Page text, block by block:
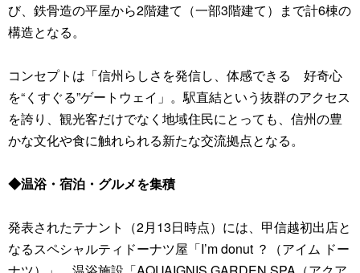
び、鉄骨造の平屋から2階建て（一部3階建て）まで計6棟の
構造となる。
コンセプトは「信州らしさを発信し、体感できる 好奇心
を“くすぐる”ゲートウェイ」。駅直結という抜群のアクセス
を誇り、観光客だけでなく地域住民にとっても、信州の豊
かな文化や食に触れられる新たな交流拠点となる。
◆温浴・宿泊・グルメを集積
発表されたテナント（2月13日時点）には、甲信越初出店と
なるスペシャルティドーナツ屋「I’m donut ？（アイム ドー